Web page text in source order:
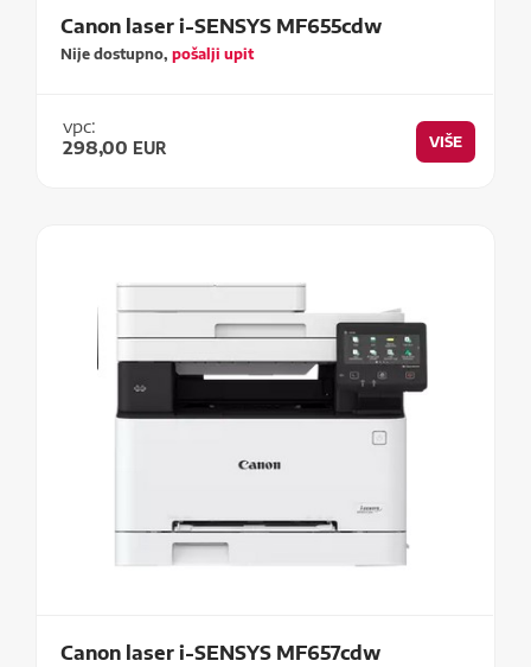
Canon laser i-SENSYS MF655cdw
Nije dostupno,pošalji upit
vpc:
298,00 EUR VIŠE
Canon laser i-SENSYS MF657cdw